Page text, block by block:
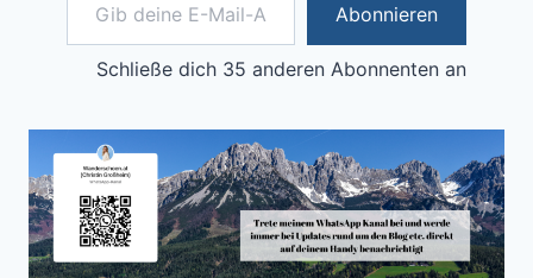
Abonnieren
Schließe dich 35 anderen Abonnenten an